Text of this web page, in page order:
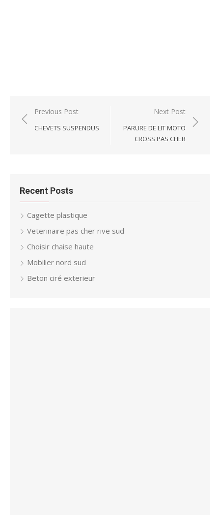
Post
navigation
Previous Post
CHEVETS SUSPENDUS
Next Post
PARURE DE LIT MOTO
CROSS PAS CHER
Recent Posts
Cagette plastique
Veterinaire pas cher rive sud
Choisir chaise haute
Mobilier nord sud
Beton ciré exterieur